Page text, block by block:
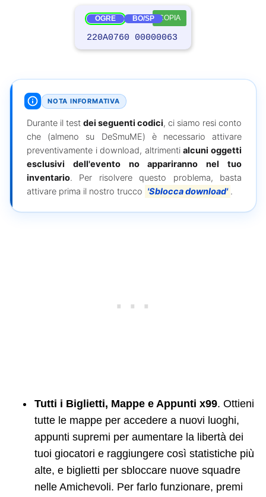
OGRE BO/SP COPIA
220A0760 00000063
NOTA INFORMATIVA
Durante il test dei seguenti codici, ci siamo resi conto
che (almeno su DeSmuME) è necessario attivare
preventivamente i download, altrimentialcuni oggetti
esclusivi dell'evento no appariranno nel tuo
inventario. Per risolvere questo problema, basta
attivare prima il nostro trucco 'Sblocca download' .
Tutti i Biglietti, Mappe e Appunti x99. Ottieni
tutte le mappe per accedere a nuovi luoghi,
appunti supremi per aumentare la libertà dei
tuoi giocatori e raggiungere così statistiche più
alte, e biglietti per sbloccare nuove squadre
nelle Amichevoli. Per farlo funzionare, premi